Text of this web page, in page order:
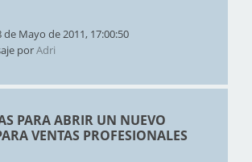
de Mayo de 2011, 17:00:50
porAdri
PARA ABRIR UN NUEVO
VENTAS PROFESIONALES